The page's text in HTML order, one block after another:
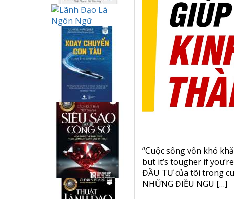
“Cuộc sống vốn khó
but it’s tougher if
ĐẦU TƯ của tôi trong
NHỮNG ĐIỀU NGU […]